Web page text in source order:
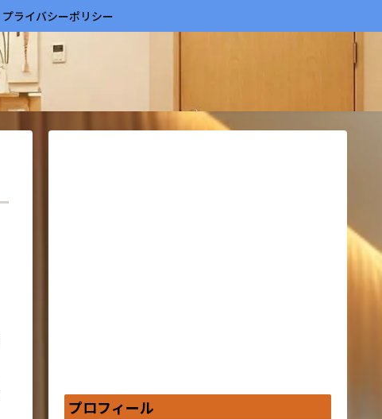
プライバシーポリシー
プロフィール